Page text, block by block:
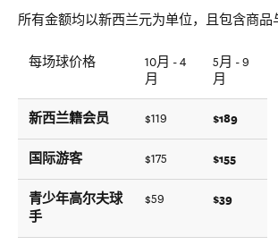
所有金额均以新西兰元为单位，且包含商品
每场球价格
10月 - 4
月
5月 - 9
月
新西兰籍会员 $119 $189
国际游客 $175 $155
青少年高尔夫球
手
$59 $39